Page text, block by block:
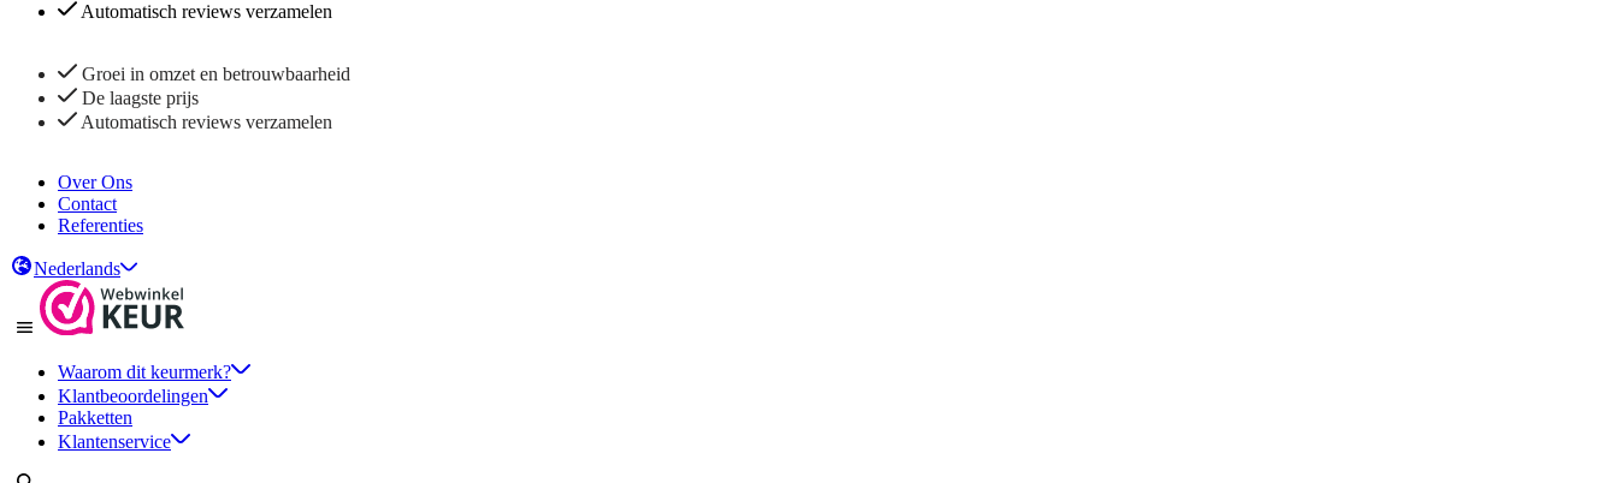
Automatisch reviews verzamelen
Groei in omzet en betrouwbaarheid
De laagste prijs
Automatisch reviews verzamelen
Over Ons
Contact
Referenties
Nederlands
Waarom dit keurmerk?
Klantbeoordelingen
Pakketten
Klantenservice